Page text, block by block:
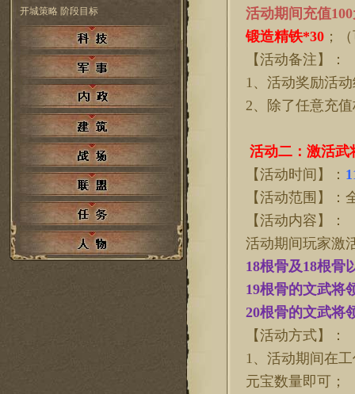
开城策略 阶段目标
活动期间充值
锻造精铁*30 ；
【活动备注】：
1、活动奖励活
2、除了任意充
活动二：激活武
【活动时间】：
【活动范围】：
【活动内容】：
活动期间玩家激
18根骨及18根骨
19根骨的文武将
20根骨的文武将
【活动方式】：
1、活动期间在
元宝数量即可；